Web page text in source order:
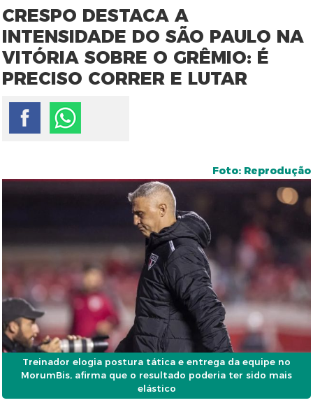
CRESPO DESTACA A
INTENSIDADE DO SÃO PAULO NA
VITÓRIA SOBRE O GRÊMIO: É
PRECISO CORRER E LUTAR
Foto: Reprodução
Treinador elogia postura tática e entrega da equipe no
MorumBis, afirma que o resultado poderia ter sido mais
elástico